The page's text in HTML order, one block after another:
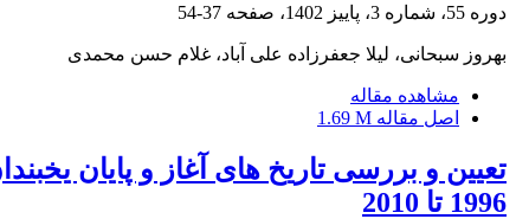
دوره 55، شماره 3، پاییز 1402، صفحه 37-54
بهروز سبحانی، لیلا جعفرزاده علی آباد، غلام حسن محمدی
مشاهده مقاله
اصل مقاله 1.69 M
تعیین و بررسی تاریخ های آغاز و پایان
1996 تا 2010